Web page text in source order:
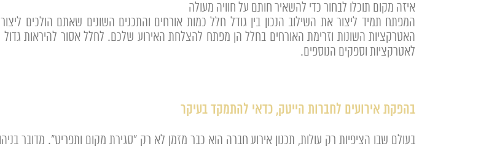
איזה מקום תוכלו לבחור כדי להשאיר חותם על חוויה מעולה
המפתח תמיד ליצור את השילוב הנכון בין גודל חלל כמות אורחים והתכנים השונים שאתם הולכים
האטרקציות השונות וזרימת האורחים בחלל הן מפתח להצלחת האירוע שלכם. לחלל אסור להיראות גדול
לאטרקציות וספקים הנוספים.
בהפקת אירועים לחברות הייטק, כדאי להתמקד בעיקר
בעולם שבו הציפיות רק עולות, תכנון אירוע חברה הוא כבר מזמן לא רק "סגירת מקום ותפריט". מדובר